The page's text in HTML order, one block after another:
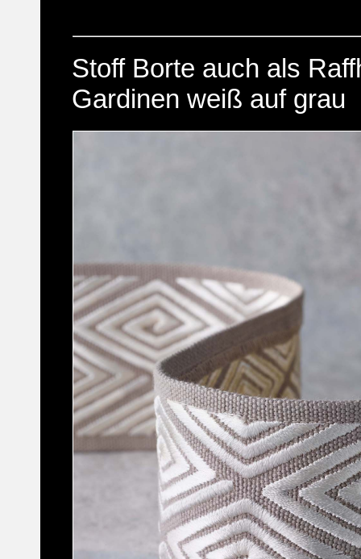
Stoff Borte auch als
Gardinen weiß auf grau